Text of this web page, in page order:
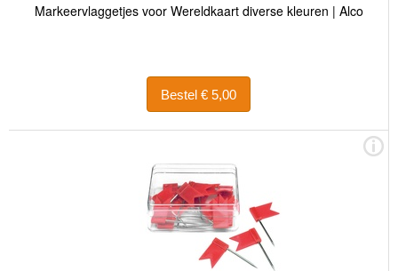
Markeervlaggetjes voor Wereldkaart diverse kleuren | Alco
Bestel € 5,00